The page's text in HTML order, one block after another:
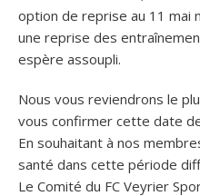
option de reprise au 11 mai
une reprise des
espère assoupli.
Nous vous reviendrons le
vous confirmer cette date
En souhaitant à nos
santé dans cette période
Le Comité du FC Veyrier